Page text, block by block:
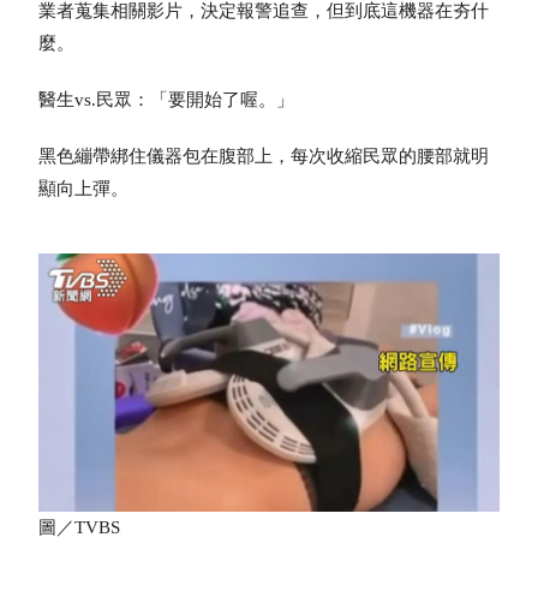
業者蒐集相關影片，決定報警追查，但到底這機器在夯什
麼。
醫生vs.民眾：「要開始了喔。」
黑色繃帶綁住儀器包在腹部上，每次收縮民眾的腰部就明
顯向上彈。
圖／TVBS